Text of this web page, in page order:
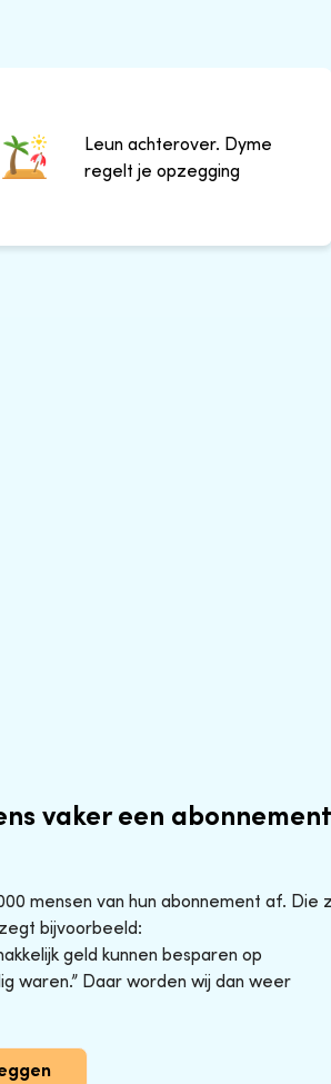
Leun achterover. Dyme
regelt je opzegging
vaker een abonnement
mensen van hun abonnement af. Die
bijvoorbeeld:
geld kunnen besparen op
waren.” Daar worden wij dan weer